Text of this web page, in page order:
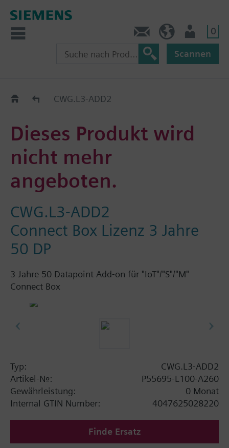
0
Scannen
Austauschhilfe
CWG.L3-ADD2
Dieses Produkt wird
nicht mehr
angeboten.
CWG.L3-ADD2
Connect Box Lizenz 3 Jahre
50 DP
3 Jahre 50 Datapoint Add-on für "IoT"/"S"/"M"
Connect Box
Typ:
CWG.L3-ADD2
Artikel-Nr.:
P55695-L100-A260
Gewährleistung:
0 Monat
Internal GTIN Number:
4047625028220
Finde Ersatz